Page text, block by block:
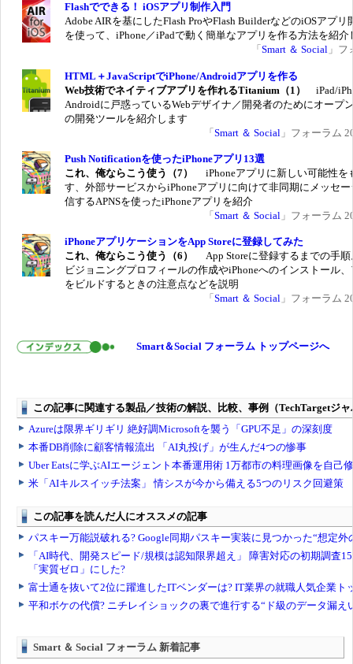
Flashでできる！ iOSアプリ制作入門
Adobe AIRを基にしたFlash ProやFlash BuilderなどのiOSアプリ
を使って、iPhone／iPadで動く簡単なアプリを作る方法を紹介
「 Smart ＆ Social 」フ
HTML＋JavaScriptでiPhone/Androidアプリを作る
Web技術でネイティブアプリを作れるTitanium（1） iPad/
Androidに戸惑っているWebデザイナ／開発者のためにオープ
の開発ツールを紹介します
「 Smart ＆ Social 」フォーラム
Push Notificationを使ったiPhoneアプリ13選
これ、俺ならこう使う（7）
iPhoneアプリに新しい可能性を
す、外部サービスからiPhoneアプリに向けて非同期にメッセ
信するAPNSを使ったiPhoneアプリを紹介
「 Smart ＆ Social 」フォーラム
iPhoneアプリケーションをApp Storeに登録してみた
これ、俺ならこう使う（6）
App Storeに登録するまでの手
ビジョニングプロフィールの作成やiPhoneへのインストール
をビルドするときの注意点などを説明
「 Smart ＆ Social 」フォーラム
Smart＆Social フォーラム トップページへ
Smart ＆ Social フォーラム 新着記事